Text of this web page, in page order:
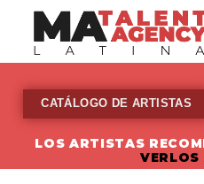
content
CATÁLOGO DE ARTISTAS
LOS ARTISTAS
VERLOS